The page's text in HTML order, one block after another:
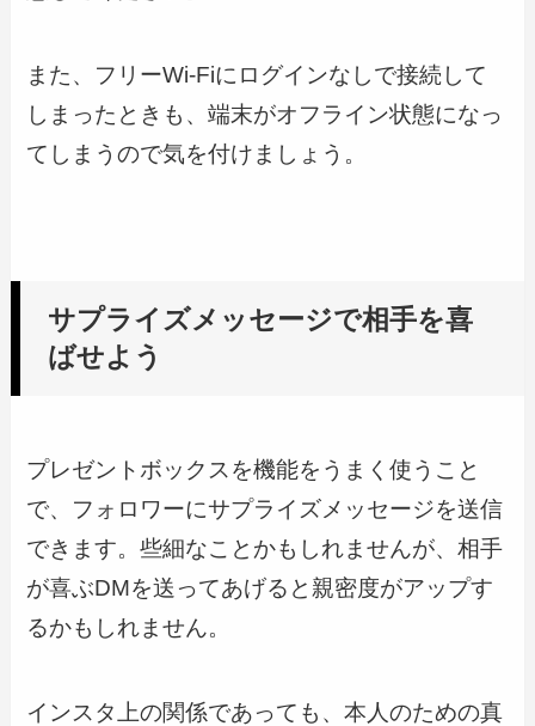
また、フリーWi-Fiにログインなしで接続して
しまったときも、端末がオフライン状態になっ
てしまうので気を付けましょう。
サプライズメッセージで相手を喜
ばせよう
プレゼントボックスを機能をうまく使うこと
で、フォロワーにサプライズメッセージを送信
できます。些細なことかもしれませんが、相手
が喜ぶDMを送ってあげると親密度がアップす
るかもしれません。
インスタ上の関係であっても、本人のための真